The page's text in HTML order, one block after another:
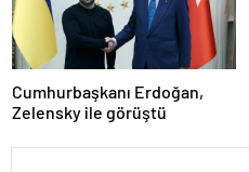
Cumhurbaşkanı Erdoğan,
Zelensky ile görüştü